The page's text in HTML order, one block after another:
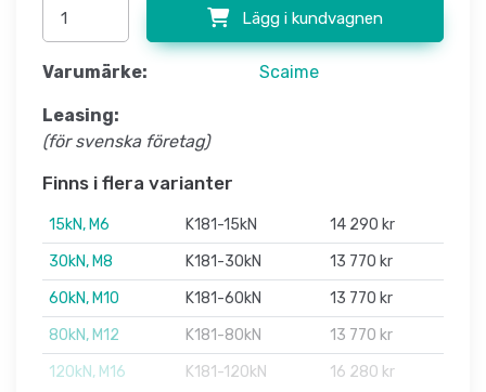
Lägg i kundvagnen
Varumärke: Scaime
Leasing:
(för svenska företag)
Finns i flera varianter
15kN, M6 K181-15kN
14 290 kr
30kN, M8
K181-30kN
13 770 kr
60kN, M10
K181-60kN
13 770 kr
80kN, M12
K181-80kN
13 770 kr
120kN, M16
K181-120kN 16 280 kr